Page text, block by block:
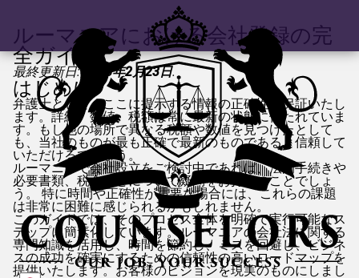
ルーマニアにおける会社登録の完
全ガイド
最終更新日: 2026年2月23日.
はじめに
弁護士として、ここに提示する情報の正確性を保証いたし
ます。詳細、数値、税額は常に最新の状態に保たれていま
す。もし他の場所で異なる税額や数値を見つけたとして
も、当社のものが最も正確で最新のものであると信頼して
いただけるでしょう。
ルーマニアで会社設立をご検討中であれば、法的手続きや
必要書類、税金などについて疑問をお持ちのことでしょ
う。 特に時間や正確性が重要な場合には、これらの課題
は非常に困難に感じられるかもしれません。
このガイドでは、そのプロセス全体を明確で実行可能なス
テップに簡素化しています。ルーマニアの会社法に関する
専門知識を活用し、時間を節約し、ミスを回避し、ビジネ
スの成功を確実にするための信頼性の高いロードマップを
提供いたします。お客様のビジョンを現実のものにしまし